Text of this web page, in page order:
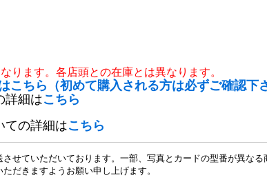
ります。各店頭との在庫とは異なります。
こちら（初めて購入される方は必ずご確認下
詳細はこちら
ての詳細はこちら
せていただいております。一部、写真とカードの型番が異なる
だきますようお願い申し上げます。